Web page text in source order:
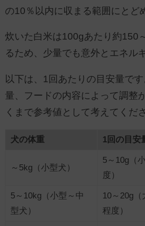
の10％以内に収まる範囲にとど
炊いた白米は100gあたり約150
るため、少量でも意外とエネル
以下は、1回あたりの目安量で
量、フードの内容によって調整
くまで参考値として考えてくだ
犬の体重 1回の目安
～5kg（小型犬）
5～10g（
度）
5～10kg（小型～中
型犬）
10～20g
程度）